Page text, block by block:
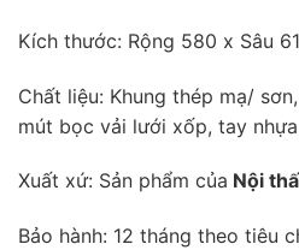
Kích thước: Rộng 580 x Sâu
Chất liệu: Khung thép mạ/
mút bọc vải lưới xốp, tay nhựa
Xuất xứ: Sản phẩm của Nội
Bảo hành: 12 tháng theo tiêu